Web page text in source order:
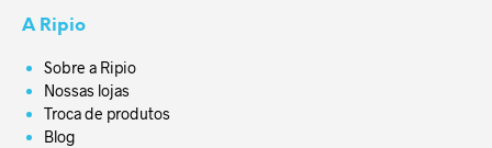
A Ripio
Sobre a Ripio
Nossas lojas
Troca de produtos
Blog